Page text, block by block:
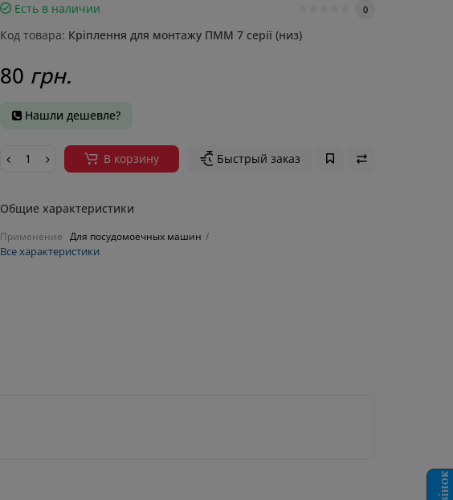
Есть в наличии 0
Код товара: Кріплення для монтажу ПММ 7 серії (низ)
80 грн.
Нашли дешевле?
В корзину Быстрый заказ
Общие характеристики
Применение Для посудомоечных машин
Все характеристики